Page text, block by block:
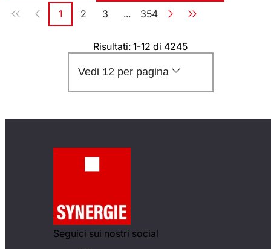
Paginazione
Pagina
1 Pagina
2 Pagina
3 ... Pagina
354
Risultati: 1-12 di 4245
Vedi 12 per pagina
Seguici sui nostri social